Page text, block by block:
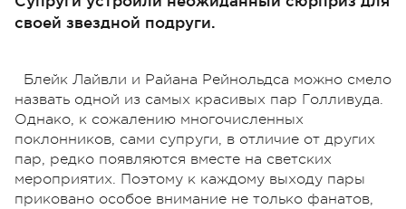
своей звездной подруги.
Блейк Лайвли и Райана Рейнольдса можно смело
назвать одной из самых красивых пар Голливуда.
Однако, к сожалению многочисленных
поклонников, сами супруги, в отличие от других
пар, редко появляются вместе на светских
мероприятих. Поэтому к каждому выходу пары
приковано особое внимание не только фанатов,